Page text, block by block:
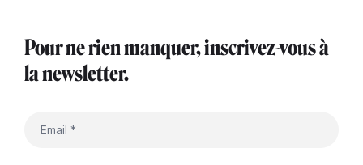
Pour ne rien manquer, inscrivez-vous à
la newsletter.